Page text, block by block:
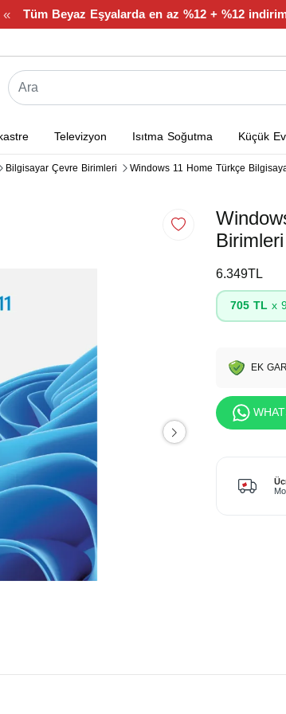
« Tüm Beyaz Eşyalarda en az %12 + %12
Televizyon Isıtma Soğutma Küçük
Bilgisayar Çevre Birimleri Windows 11 Home Türkçe
Birimleri
6.349TL
705 TLx 9
EK